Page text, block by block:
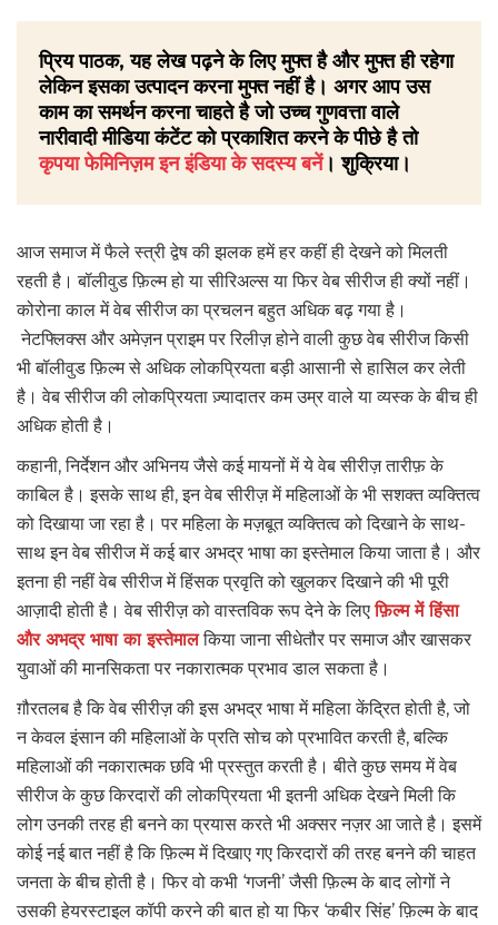
प्रिय पाठक, यह लेख पढ़ने के लिए मुफ्त है और मुफ्त ही रहेगा
लेकिन इसका उत्पादन करना मुफ्त नहीं है। अगर आप उस
काम का समर्थन करना चाहते है जो उच्च गुणवत्ता वाले
नारीवादी मीडिया कंटेंट को प्रकाशित करने के पीछे है तो
कृपया फेमिनिज़म इन इंडिया के सदस्य बनें। शुक्रिया।
आज समाज में फैले स्त्री द्वेष की झलक हमें हर कहीं ही देखने को मिलती
रहती है। बॉलीवुड फ़िल्म हो या सीरिअल्स या फिर वेब सीरीज ही क्यों नहीं।
कोरोना काल में वेब सीरीज का प्रचलन बहुत अधिक बढ़ गया है।
नेटफ्लिक्स और अमेज़न प्राइम पर रिलीज़ होने वाली कुछ वेब सीरीज किसी
भी बॉलीवुड फ़िल्म से अधिक लोकप्रियता बड़ी आसानी से हासिल कर लेती
है। वेब सीरीज की लोकप्रियता ज़्यादातर कम उम्र वाले या व्यस्क के बीच ही
अधिक होती है।
कहानी, निर्देशन और अभिनय जैसे कई मायनों में ये वेब सीरीज़ तारीफ़ के
काबिल है। इसके साथ ही, इन वेब सीरीज़ में महिलाओं के भी सशक्त व्यक्तित्व
को दिखाया जा रहा है। पर महिला के मज़बूत व्यक्तित्व को दिखाने के साथ-
साथ इन वेब सीरीज में कई बार अभद्र भाषा का इस्तेमाल किया जाता है। और
इतना ही नहीं वेब सीरीज में हिंसक प्रवृति को खुलकर दिखाने की भी पूरी
आज़ादी होती है। वेब सीरीज़ को वास्तविक रूप देने के लिएफ़िल्म में हिंसा
और अभद्र भाषा का इस्तेमालकिया जाना सीधेतौर पर समाज और खासकर
युवाओं की मानसिकता पर नकारात्मक प्रभाव डाल सकता है।
ग़ौरतलब है कि वेब सीरीज़ की इस अभद्र भाषा में महिला केंद्रित होती है, जो
न केवल इंसान की महिलाओं के प्रति सोच को प्रभावित करती है, बल्कि
महिलाओं की नकारात्मक छवि भी प्रस्तुत करती है। बीते कुछ समय में वेब
सीरीज के कुछ किरदारों की लोकप्रियता भी इतनी अधिक देखने मिली कि
लोग उनकी तरह ही बनने का प्रयास करते भी अक्सर नज़र आ जाते है। इसमें
कोई नई बात नहीं है कि फ़िल्म में दिखाए गए किरदारों की तरह बनने की चाहत
जनता के बीच होती है। फिर वो कभी ‘गजनी’ जैसी फ़िल्म के बाद लोगों ने
उसकी हेयरस्टाइल कॉपी करने की बात हो या फिर ‘कबीर सिंह’ फ़िल्म के बाद